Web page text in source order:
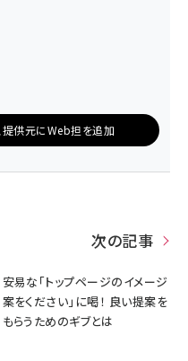
提供元にWeb担を追加
次の記事
安易な「トップページのイメージ
案をください」に喝！ 良い提案を
もらうためのギブとは